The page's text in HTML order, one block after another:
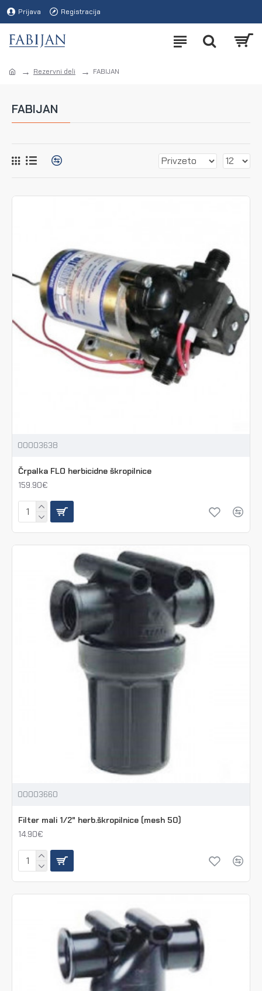
Prijava Registracija
Rezervni deli FABIJAN
FABIJAN
00003638
Črpalka FLO herbicidne škropilnice
159.90€
00003660
Filter mali 1/2" herb.škropilnice (mesh 50)
14.90€